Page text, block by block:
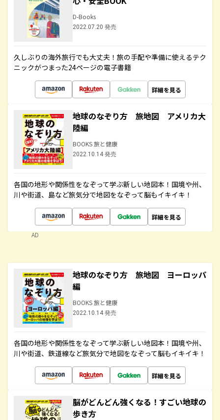
D-Books
2022.07.20 発売
久しぶりの海外旅行でも大丈夫！旅の手配や準備に使えるテク
ニックがつまった24ページの電子書籍
詳細を見る
地球のなぞり方 旅地図 アメリカ大
陸編
BOOKS 旅と健康
2022.10.14 発売
各国の地形や関係性をなぞって学ぶ新しい地図本！国境や州、
川や街道、島など旅気分で地図をなぞって脳もイキイキ！
詳細を見る
AD
地球のなぞり方 旅地図 ヨーロッパ
編
BOOKS 旅と健康
2022.10.14 発売
各国の地形や関係性をなぞって学ぶ新しい地図本！国境や州、
川や街道、鉄道線など旅気分で地図をなぞって脳もイキイキ！
詳細を見る
脳がどんどん強くなる！すごい地球の
歩き方